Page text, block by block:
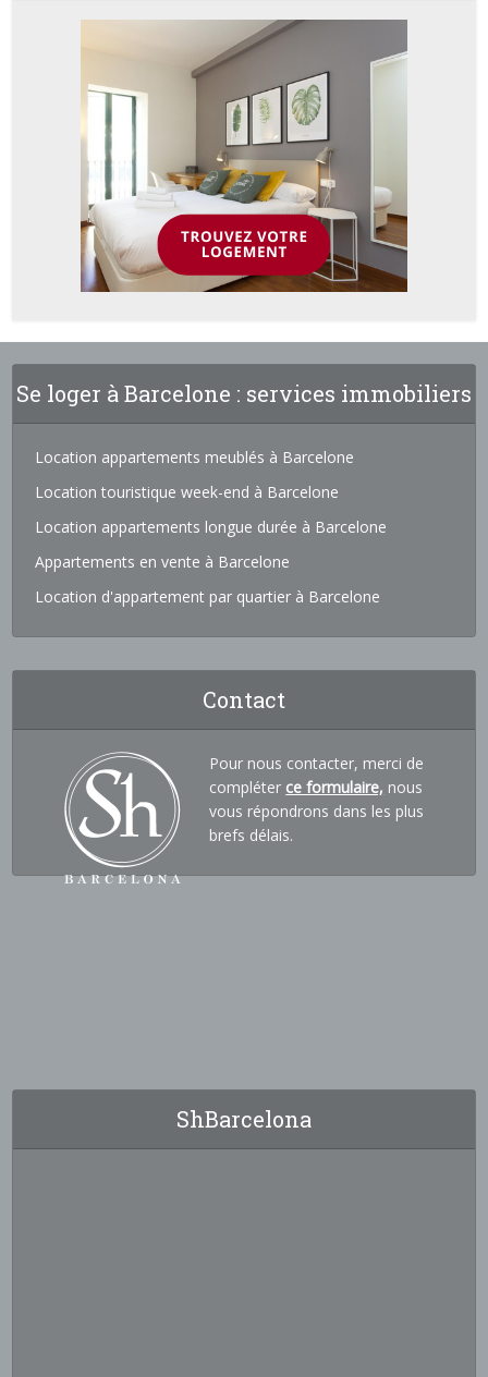
Se loger à Barcelone : services immobiliers
Location appartements meublés à Barcelone
Location touristique week-end à Barcelone
Location appartements longue durée à Barcelone
Appartements en vente à Barcelone
Location d'appartement par quartier à Barcelone
Contact
Pour nous contacter, merci de
compléter ce formulaire, nous
vous répondrons dans les plus
brefs délais.
ShBarcelona